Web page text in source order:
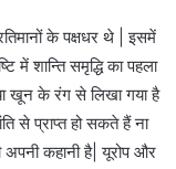
के पक्षधर थे | इसमें
में शान्ति समृद्धि का पहला
खून के रंग से लिखा गया है
से प्राप्त हो सकते हैं ना
अपनी कहानी है| यूरोप और